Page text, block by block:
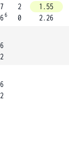
7
66
2
0
1.55
2.26
6
2
6
2